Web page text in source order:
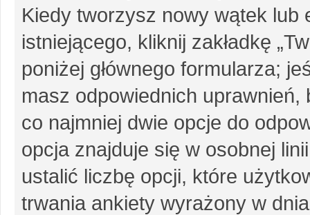
Kiedy tworzysz nowy wątek lub
istniejącego, kliknij zakładkę
poniżej głównego formularza;
masz odpowiednich uprawnień,
co najmniej dwie opcje do
opcja znajduje się w osobnej
ustalić liczbę opcji, które
trwania ankiety wyrażony w